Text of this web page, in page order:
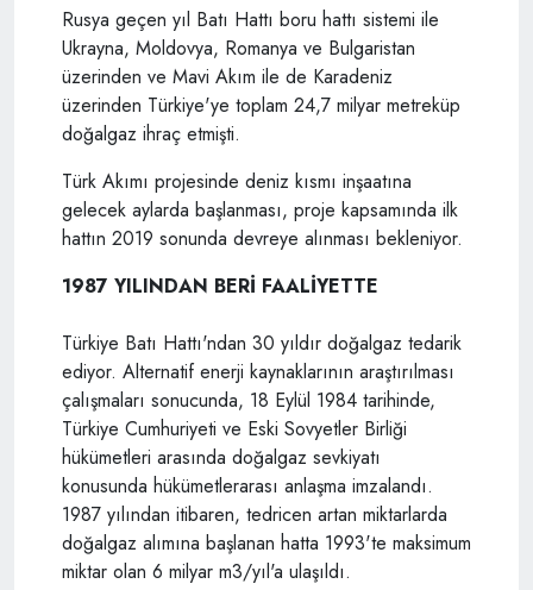
Rusya geçen yıl Batı Hattı boru hattı sistemi ile
Ukrayna, Moldovya, Romanya ve Bulgaristan
üzerinden ve Mavi Akım ile de Karadeniz
üzerinden Türkiye'ye toplam 24,7 milyar metreküp
doğalgaz ihraç etmişti.
Türk Akımı projesinde deniz kısmı inşaatına
gelecek aylarda başlanması, proje kapsamında ilk
hattın 2019 sonunda devreye alınması bekleniyor.
1987 YILINDAN BERİ FAALİYETTE
Türkiye Batı Hattı'ndan 30 yıldır doğalgaz tedarik
ediyor. Alternatif enerji kaynaklarının araştırılması
çalışmaları sonucunda, 18 Eylül 1984 tarihinde,
Türkiye Cumhuriyeti ve Eski Sovyetler Birliği
hükümetleri arasında doğalgaz sevkiyatı
konusunda hükümetlerarası anlaşma imzalandı.
1987 yılından itibaren, tedricen artan miktarlarda
doğalgaz alımına başlanan hatta 1993'te maksimum
miktar olan 6 milyar m3/yıl'a ulaşıldı.